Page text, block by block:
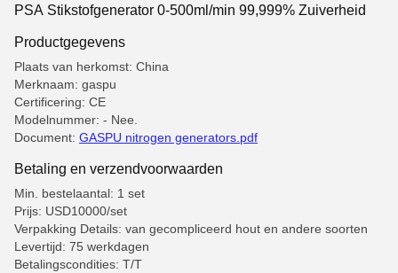
PSA Stikstofgenerator 0-500ml/min 99,999% Zuiverheid
Productgegevens
Plaats van herkomst: China
Merknaam: gaspu
Certificering: CE
Modelnummer: - Nee.
Document: GASPU nitrogen generators.pdf
Betaling en verzendvoorwaarden
Min. bestelaantal: 1 set
Prijs: USD10000/set
Verpakking Details: van gecompliceerd hout en andere soorten
Levertijd: 75 werkdagen
Betalingscondities: T/T